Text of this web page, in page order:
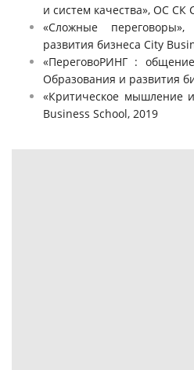
и систем качества», ОС СК
«Сложные
развития бизнеса City
«ПереговоРИНГ :
Образования и развития
«Критическое мышление
Business School, 2019